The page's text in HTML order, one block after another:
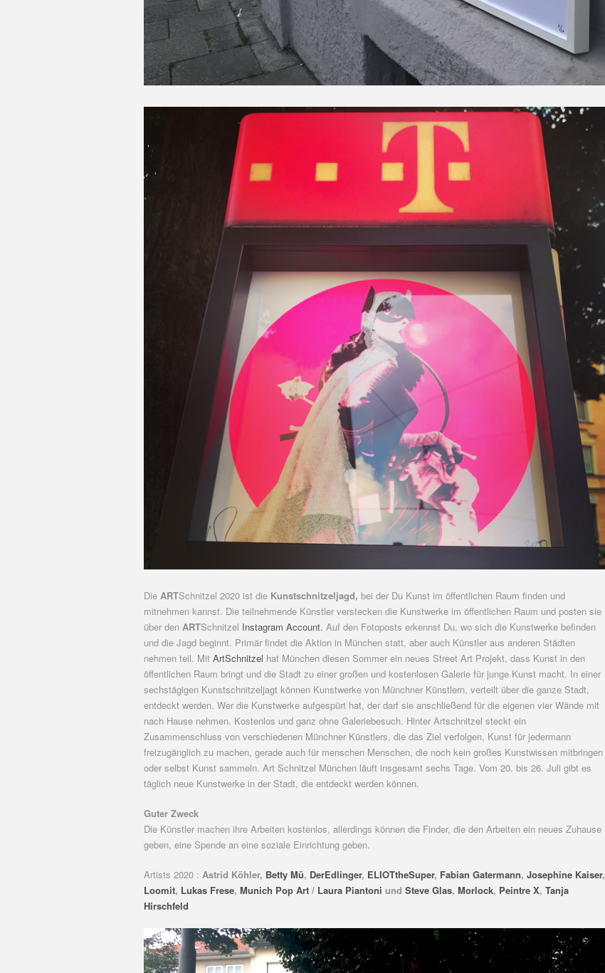
Die ARTSchnitzel 2020 ist die Kunstschnitzeljagd, bei der Du Kunst im öffentlichen Raum finden und
mitnehmen kannst. Die teilnehmende Künstler verstecken die Kunstwerke im öffentlichen Raum und posten sie
über den ARTSchnitzel Instagram Account. Auf den Fotoposts erkennst Du, wo sich die Kunstwerke befinden
und die Jagd beginnt. Primär findet die Aktion in München statt, aber auch Künstler aus anderen Städten
nehmen teil. Mit ArtSchnitzel hat München diesen Sommer ein neues Street Art Projekt, dass Kunst in den
öffentlichen Raum bringt und die Stadt zu einer großen und kostenlosen Galerie für junge Kunst macht. In einer
sechstägigen Kunstschnitzeljagt können Kunstwerke von Münchner Künstlern, verteilt über die ganze Stadt,
entdeckt werden. Wer die Kunstwerke aufgespürt hat, der darf sie anschließend für die eigenen vier Wände mit
nach Hause nehmen. Kostenlos und ganz ohne Galeriebesuch. Hinter Artschnitzel steckt ein
Zusammenschluss von verschiedenen Münchner Künstlers, die das Ziel verfolgen, Kunst für jedermann
freizugänglich zu machen, gerade auch für menschen Menschen, die noch kein großes Kunstwissen mitbringen
oder selbst Kunst sammeln. Art Schnitzel München läuft insgesamt sechs Tage. Vom 20. bis 26. Juli gibt es
täglich neue Kunstwerke in der Stadt, die entdeckt werden können.
Guter Zweck
Die Künstler machen ihre Arbeiten kostenlos, allerdings können die Finder, die den Arbeiten ein neues Zuhause
geben, eine Spende an eine soziale Einrichtung geben.
Artists 2020 : Astrid Köhler, Betty Mü, DerEdlinger, ELIOTtheSuper, Fabian Gatermann, Josephine Kaiser,
Loomit, Lukas Frese, Munich Pop Art / Laura Piantoni und Steve Glas, Morlock, Peintre X, Tanja
Hirschfeld